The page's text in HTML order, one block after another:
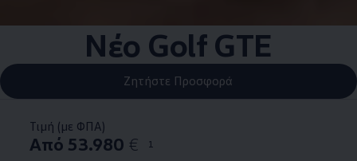
Νέο Golf GTE
Ζητήστε Προσφορά
Τιμή (με ΦΠΑ)
Από 53.980 € 1